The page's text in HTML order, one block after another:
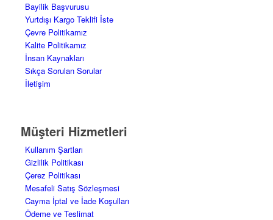
Bayilik Başvurusu
Yurtdışı Kargo Teklifi İste
Çevre Politikamız
Kalite Politikamız
İnsan Kaynakları
Sıkça Sorulan Sorular
İletişim
Müşteri Hizmetleri
Kullanım Şartları
Gizlilik Politikası
Çerez Politikası
Mesafeli Satış Sözleşmesi
Cayma İptal ve İade Koşulları
Ödeme ve Teslimat